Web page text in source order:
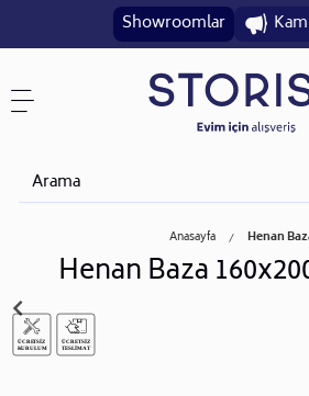
Showroomlar
Anasayfa Henan
Henan Baza